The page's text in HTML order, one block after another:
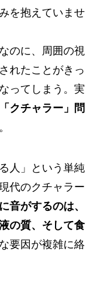
を抱えていませ
のに、周囲の視
れたことがきっ
ってしまう。実
クチャラー」問
人」という単純
代のクチャラー
音がするのは、
の質、そして食
要因が複雑に絡